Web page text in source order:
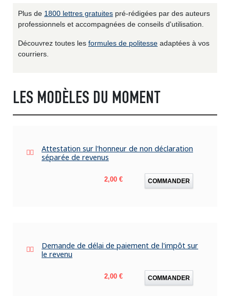
Plus de 1800 lettres gratuites pré-rédigées par des auteurs
professionnels et accompagnées de conseils d'utilisation.
Découvrez toutes les formules de politesse adaptées à vos
courriers.
LES MODÈLES DU MOMENT
Attestation sur l'honneur de non déclaration
séparée de revenus
Prix
2,00 € COMMANDER
Demande de délai de paiement de l'impôt sur
le revenu
Prix
2,00 € COMMANDER